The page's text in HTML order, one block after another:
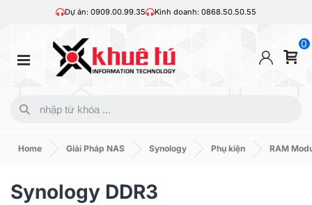
Dự án: 0909.00.99.35 Kinh doanh: 0868.50.50.55
0
Home Giải Pháp NAS Synology Phụ kiện RAM
Synology DDR3